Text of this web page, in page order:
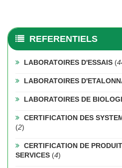
REFERENTIELS
LABORATOIRES D'ESSAIS (
LABORATOIRES
LABORATOIRES DE
CERTIFICATION DES
(2)
CERTIFICATION DE
SERVICES (4)